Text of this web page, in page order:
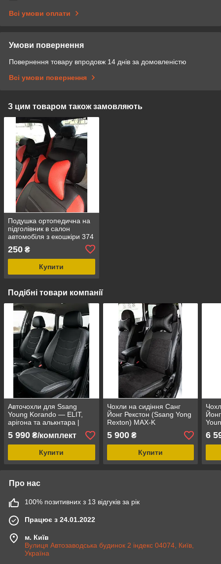
Всі умови оплати
Умови повернення
Повернення товару впродовж 14 днів за домовленістю
Всі умови повернення
З цим товаром також замовляють
Подушка ортопедична на
підголівник в салон
автомобіля з екошкіри 374
250 ₴
Купити
Подібні товари компанії
Авточохли для Ssang
Young Korando — ELIT,
арігона та алькнтара |
Санг Йонг Корандо
5 990 ₴/комплект
Купити
Чохли на сидіння Санг
Йонг Рекстон (Ssang Yong
Rexton) MAX-K
комбіновані аригона
алькантара
5 900₴
Купити
6
Про нас
100% позитивних з 13 відгуків за рік
Працює з 24.01.2022
м. Київ
Вулиця Автозаводська будинок 2 індекс 04074, Київ,
Україна